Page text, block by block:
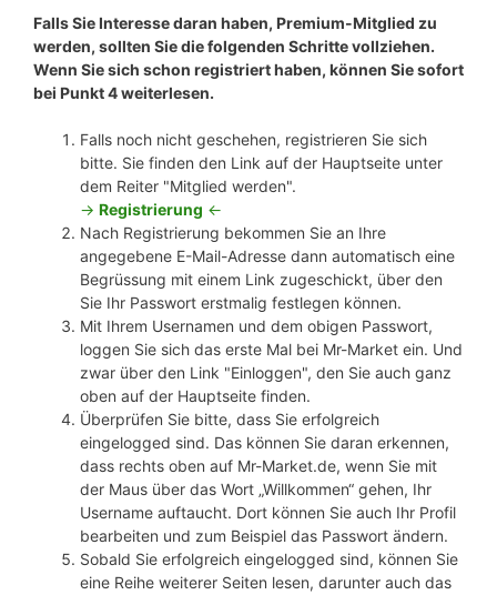
Falls Sie Interesse daran haben, Premium-Mitglied zu
werden, sollten Sie die folgenden Schritte vollziehen.
Wenn Sie sich schon registriert haben, können Sie sofort
bei Punkt 4 weiterlesen.
Falls noch nicht geschehen, registrieren Sie sich
bitte. Sie finden den Link auf der Hauptseite unter
dem Reiter "Mitglied werden".
-> Registrierung <-
Nach Registrierung bekommen Sie an Ihre
angegebene E-Mail-Adresse dann automatisch eine
Begrüssung mit einem Link zugeschickt, über den
Sie Ihr Passwort erstmalig festlegen können.
Mit Ihrem Usernamen und dem obigen Passwort,
loggen Sie sich das erste Mal bei Mr-Market ein. Und
zwar über den Link "Einloggen", den Sie auch ganz
oben auf der Hauptseite finden.
Überprüfen Sie bitte, dass Sie erfolgreich
eingelogged sind. Das können Sie daran erkennen,
dass rechts oben auf Mr-Market.de, wenn Sie mit
der Maus über das Wort „Willkommen“ gehen, Ihr
Username auftaucht. Dort können Sie auch Ihr Profil
bearbeiten und zum Beispiel das Passwort ändern.
Sobald Sie erfolgreich eingelogged sind, können Sie
eine Reihe weiterer Seiten lesen, darunter auch das